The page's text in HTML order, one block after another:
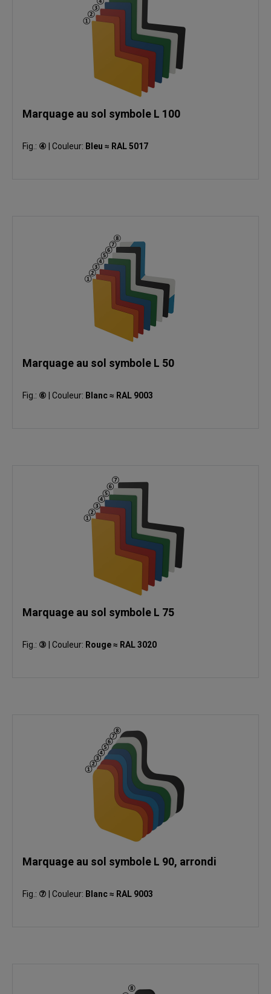
Marquage au sol symbole L 100
Fig.: ④ Couleur: Bleu ≈ RAL 5017
Marquage au sol symbole L 50
Fig.: ⑥ Couleur: Blanc ≈ RAL 9003
Marquage au sol symbole L 75
Fig.: ③ Couleur: Rouge ≈ RAL 3020
Marquage au sol symbole L 90, arrondi
Fig.: ⑦ Couleur: Blanc ≈ RAL 9003